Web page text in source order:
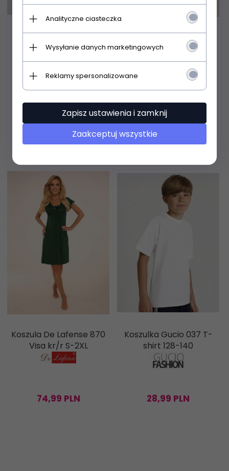
Koszulka Gucio 044 T-
shirt 146-158
28,99PLN
Koszula De Lafense
874 Visa kr/r 3XL-4XL
87,99PLN
Koszula De Lafense 870
Visa kr/r S-2XL
74,99 PLN
Koszulka Gucio 037 T-
shirt 128-140
28,99 PLN
Analityczne ciasteczka
Wysyłanie danych marketingowych
Reklamy spersonalizowane
Zapisz ustawienia i zamknij
Zaakceptuj wszystkie